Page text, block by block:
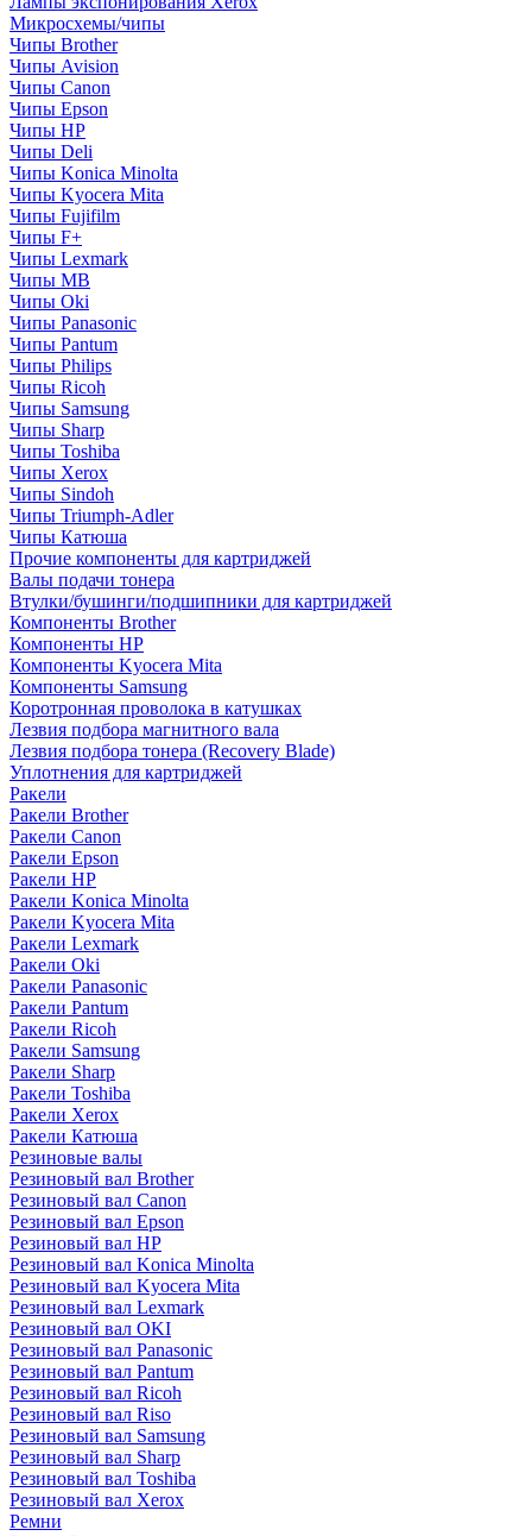
Микросхемы/чипы
Чипы Brother
Чипы Avision
Чипы Canon
Чипы Epson
Чипы HP
Чипы Deli
Чипы Konica Minolta
Чипы Kyocera Mita
Чипы Fujifilm
Чипы F+
Чипы Lexmark
Чипы MB
Чипы Oki
Чипы Panasonic
Чипы Pantum
Чипы Philips
Чипы Ricoh
Чипы Samsung
Чипы Sharp
Чипы Toshiba
Чипы Xerox
Чипы Sindoh
Чипы Triumph-Adler
Чипы Катюша
Прочие компоненты для картриджей
Валы подачи тонера
Втулки/бушинги/подшипники для картриджей
Компоненты Brother
Компоненты HP
Компоненты Kyocera Mita
Компоненты Samsung
Коротронная проволока в катушках
Лезвия подбора магнитного вала
Лезвия подбора тонера (Recovery Blade)
Уплотнения для картриджей
Ракели
Ракели Brother
Ракели Canon
Ракели Epson
Ракели HP
Ракели Konica Minolta
Ракели Kyocera Mita
Ракели Lexmark
Ракели Oki
Ракели Panasonic
Ракели Pantum
Ракели Ricoh
Ракели Samsung
Ракели Sharp
Ракели Toshiba
Ракели Xerox
Ракели Катюша
Резиновые валы
Резиновый вал Brother
Резиновый вал Canon
Резиновый вал Epson
Резиновый вал HP
Резиновый вал Konica Minolta
Резиновый вал Kyocera Mita
Резиновый вал Lexmark
Резиновый вал OKI
Резиновый вал Panasonic
Резиновый вал Pantum
Резиновый вал Ricoh
Резиновый вал Riso
Резиновый вал Samsung
Резиновый вал Sharp
Резиновый вал Toshiba
Резиновый вал Xerox
Ремни